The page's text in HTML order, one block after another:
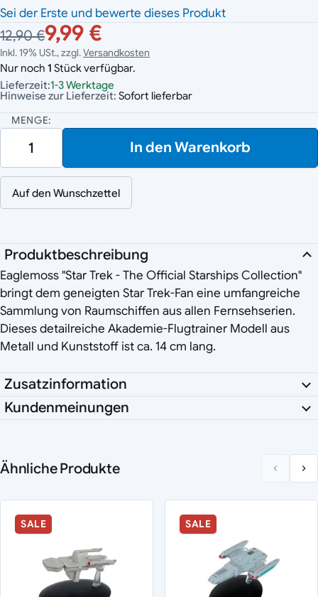
Sei der Erste und bewerte dieses Produkt
12,90 €9,99 €
Inkl. 19% USt., zzgl.Versandkosten
Nur noch 1 Stück verfügbar.
Lieferzeit:1-3 Werktage
Hinweise zur Lieferzeit: Sofort lieferbar
MENGE:
In den Warenkorb
Auf den Wunschzettel
Produktbeschreibung
Eaglemoss "Star Trek - The Official Starships Collection"
bringt dem geneigten Star Trek-Fan eine umfangreiche
Sammlung von Raumschiffen aus allen Fernsehserien.
Dieses detailreiche Akademie-Flugtrainer Modell aus
Metall und Kunststoff ist ca. 14 cm lang.
Zusatzinformation
Kundenmeinungen
Ähnliche Produkte
SALE SALE